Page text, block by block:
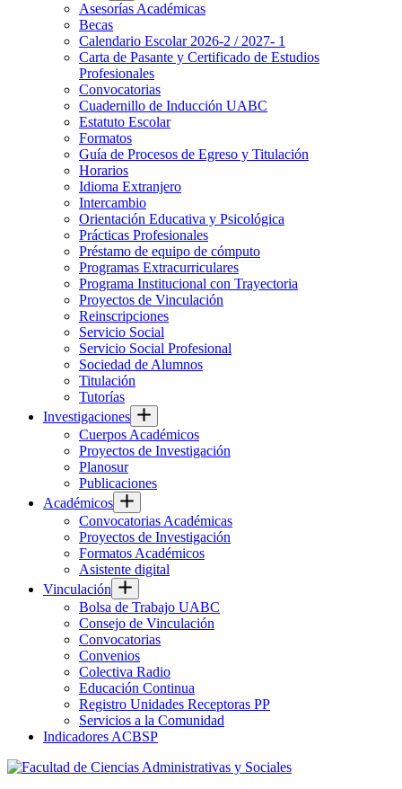
Asesorías Académicas
Becas
Calendario Escolar 2026-2 / 2027- 1
Carta de Pasante y Certificado de Estudios
Profesionales
Convocatorias
Cuadernillo de Inducción UABC
Estatuto Escolar
Formatos
Guía de Procesos de Egreso y Titulación
Horarios
Idioma Extranjero
Intercambio
Orientación Educativa y Psicológica
Prácticas Profesionales
Préstamo de equipo de cómputo
Programas Extracurriculares
Programa Institucional con Trayectoria
Proyectos de Vinculación
Reinscripciones
Servicio Social
Servicio Social Profesional
Sociedad de Alumnos
Titulación
Tutorías
Investigaciones
Cuerpos Académicos
Proyectos de Investigación
Planosur
Publicaciones
Académicos
Convocatorias Académicas
Proyectos de Investigación
Formatos Académicos
Asistente digital
Vinculación
Bolsa de Trabajo UABC
Consejo de Vinculación
Convocatorias
Convenios
Colectiva Radio
Educación Continua
Registro Unidades Receptoras PP
Servicios a la Comunidad
Indicadores ACBSP